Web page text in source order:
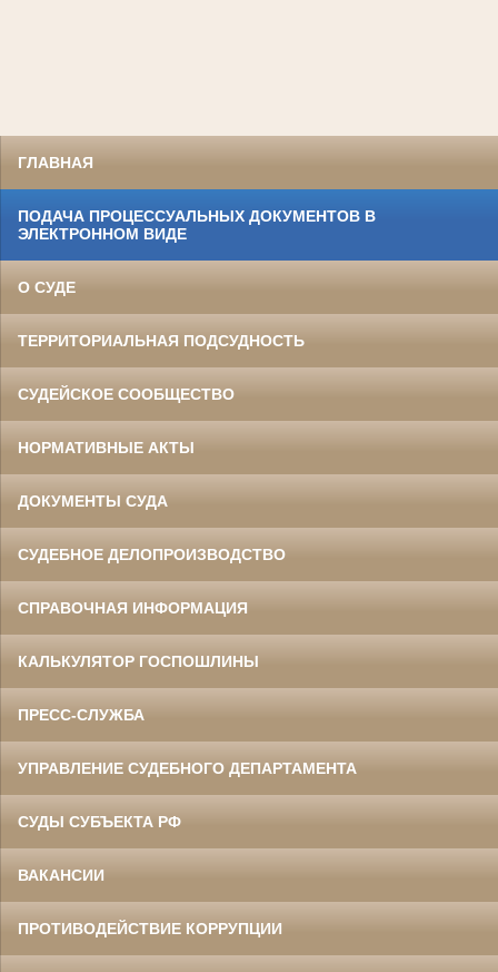
ГЛАВНАЯ
ПОДАЧА ПРОЦЕССУАЛЬНЫХ ДОКУМЕНТОВ В
ЭЛЕКТРОННОМ ВИДЕ
О СУДЕ
ТЕРРИТОРИАЛЬНАЯ ПОДСУДНОСТЬ
СУДЕЙСКОЕ СООБЩЕСТВО
НОРМАТИВНЫЕ АКТЫ
ДОКУМЕНТЫ СУДА
СУДЕБНОЕ ДЕЛОПРОИЗВОДСТВО
СПРАВОЧНАЯ ИНФОРМАЦИЯ
КАЛЬКУЛЯТОР ГОСПОШЛИНЫ
ПРЕСС-СЛУЖБА
УПРАВЛЕНИЕ СУДЕБНОГО ДЕПАРТАМЕНТА
СУДЫ СУБЪЕКТА РФ
ВАКАНСИИ
ПРОТИВОДЕЙСТВИЕ КОРРУПЦИИ